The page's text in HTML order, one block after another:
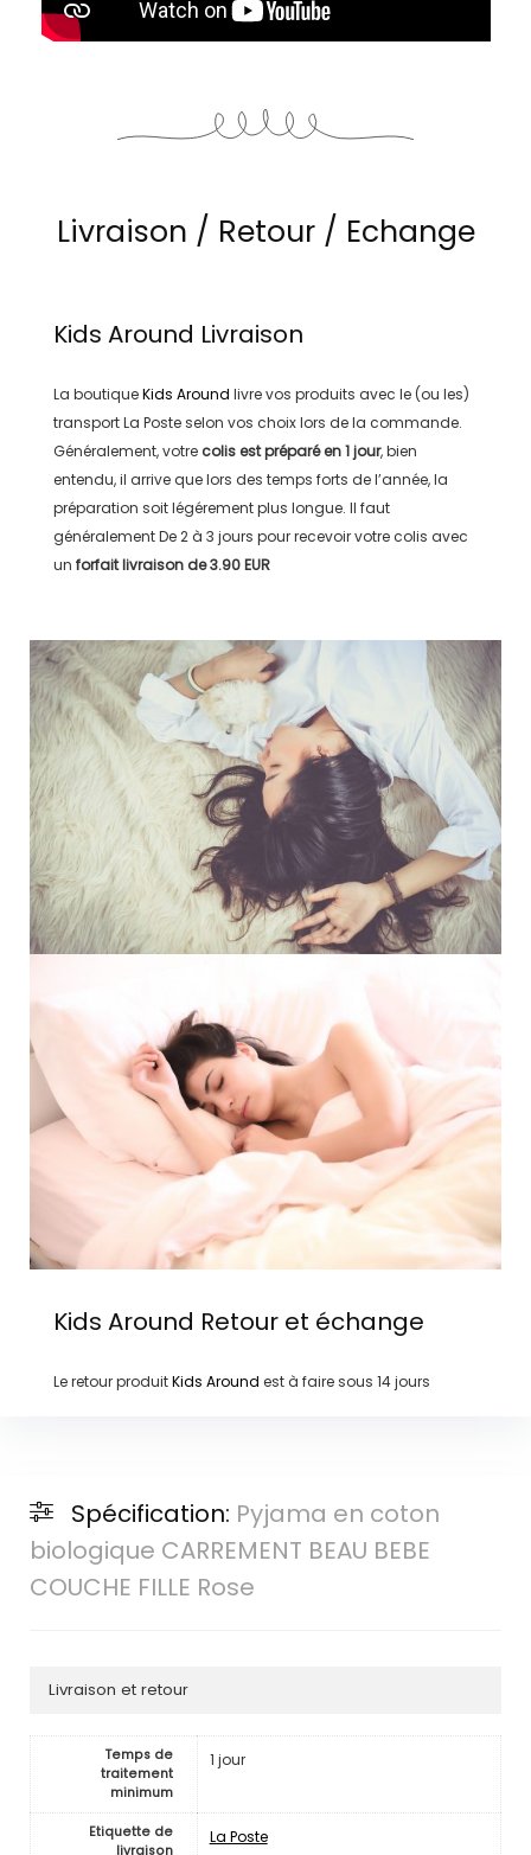
Livraison / Retour / Echange
Kids Around Livraison
La boutiqueKids Around livre vos produits avec le (ou les)
transportLa Posteselon vos choix lors de la commande.
Généralement, votre colis est préparé en1 jour, bien
entendu, il arrive que lors des temps forts de l’année, la
préparation soit légérement plus longue. Il faut
généralementDe 2 à 3 jours pour recevoir votre colis avec
un forfait livraison de3.90 EUR
Kids Around Retour et échange
Le retour produitKids Around est à faire sous 14 jours
Spécification: Pyjama en coton
biologique CARREMENT BEAU BEBE
COUCHE FILLE Rose
Livraison et retour
Temps de
traitement
minimum
1 jour
Etiquette de
livraison
La Poste